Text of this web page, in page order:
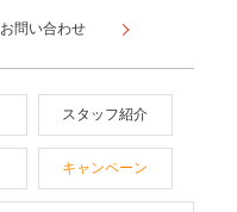
お問い合わせ
スタッフ紹介
キャンペーン